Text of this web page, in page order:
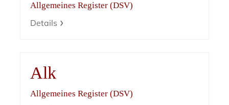
Allgemeines Register (DSV)
Details
Alk
Allgemeines Register (DSV)